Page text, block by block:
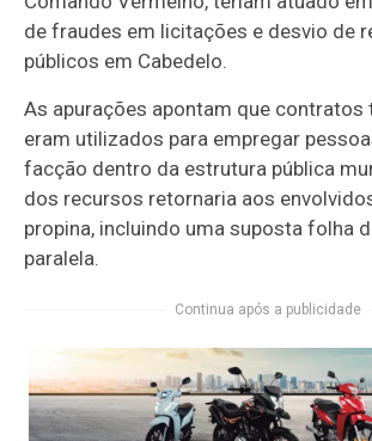
de fraudes em licitações e desvio de
públicos em Cabedelo.
As apurações apontam que contratos
eram utilizados para empregar
facção dentro da estrutura pública
dos recursos retornaria aos
propina, incluindo uma suposta folha
paralela.
Continua após a publicidade